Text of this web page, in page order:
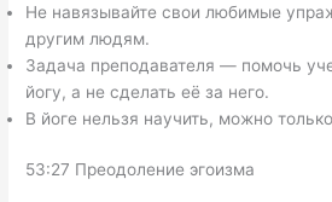
Не навязывайте свои любимые
другим людям.
Задача преподавателя — помочь
йогу, а не сделать её за него.
В йоге нельзя научить, можно
53:27 Преодоление эгоизма